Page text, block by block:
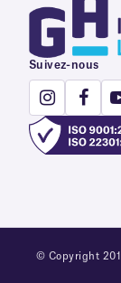
Suivez-nous
© Copyright